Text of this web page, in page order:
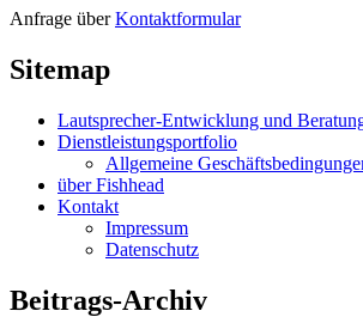
Anfrage überKontaktformular
Sitemap
Lautsprecher-Entwicklung und
Dienstleistungsportfolio
Allgemeine
über Fishhead
Kontakt
Impressum
Datenschutz
Beitrags-Archiv